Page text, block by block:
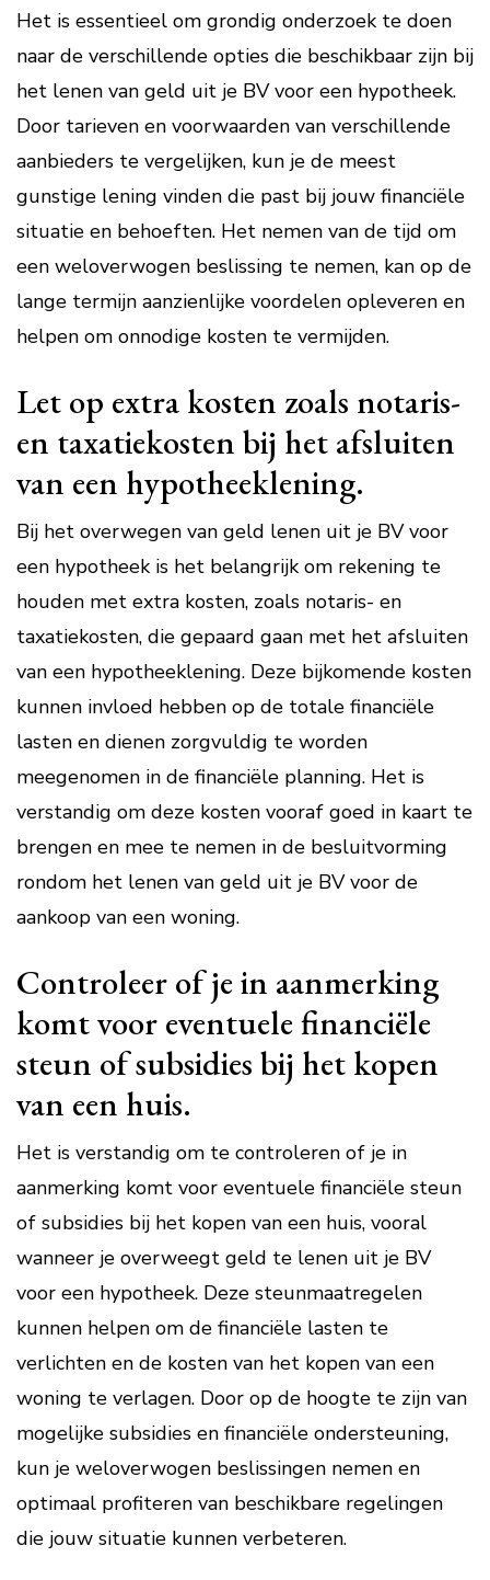
Het is essentieel om grondig onderzoek te doen
naar de verschillende opties die beschikbaar zijn bij
het lenen van geld uit je BV voor een hypotheek.
Door tarieven en voorwaarden van verschillende
aanbieders te vergelijken, kun je de meest
gunstige lening vinden die past bij jouw financiële
situatie en behoeften. Het nemen van de tijd om
een weloverwogen beslissing te nemen, kan op de
lange termijn aanzienlijke voordelen opleveren en
helpen om onnodige kosten te vermijden.
Let op extra kosten zoals notaris-
en taxatiekosten bij het afsluiten
van een hypotheeklening.
Bij het overwegen van geld lenen uit je BV voor
een hypotheek is het belangrijk om rekening te
houden met extra kosten, zoals notaris- en
taxatiekosten, die gepaard gaan met het afsluiten
van een hypotheeklening. Deze bijkomende kosten
kunnen invloed hebben op de totale financiële
lasten en dienen zorgvuldig te worden
meegenomen in de financiële planning. Het is
verstandig om deze kosten vooraf goed in kaart te
brengen en mee te nemen in de besluitvorming
rondom het lenen van geld uit je BV voor de
aankoop van een woning.
Controleer of je in aanmerking
komt voor eventuele financiële
steun of subsidies bij het kopen
van een huis.
Het is verstandig om te controleren of je in
aanmerking komt voor eventuele financiële steun
of subsidies bij het kopen van een huis, vooral
wanneer je overweegt geld te lenen uit je BV
voor een hypotheek. Deze steunmaatregelen
kunnen helpen om de financiële lasten te
verlichten en de kosten van het kopen van een
woning te verlagen. Door op de hoogte te zijn van
mogelijke subsidies en financiële ondersteuning,
kun je weloverwogen beslissingen nemen en
optimaal profiteren van beschikbare regelingen
die jouw situatie kunnen verbeteren.